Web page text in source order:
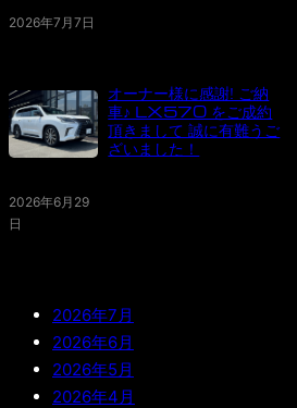
2026年7月7日
2026年6月29
日
オーナー様に感謝! ご納
車♪ LX570 をご成約
頂きまして 誠に有難うご
ざいました！
2026年7月
2026年6月
2026年5月
2026年4月